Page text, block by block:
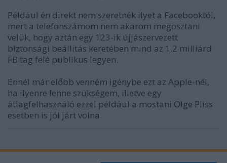
Például én direkt nem szeretnék ilyet a Facebooktól,
mert a telefonszámom nem akarom megosztani
velük, hogy aztán egy 123-ik újjászervezett
biztonsági beállítás keretében mind az 1.2 milliárd
FB tag felé publikus legyen.
Ennél már előbb venném igénybe ezt az Apple-nél,
ha ilyenre lenne szükségem, illetve egy
átlagfelhasználó ezzel például a mostani Olge Pliss
esetben is jól járt volna.